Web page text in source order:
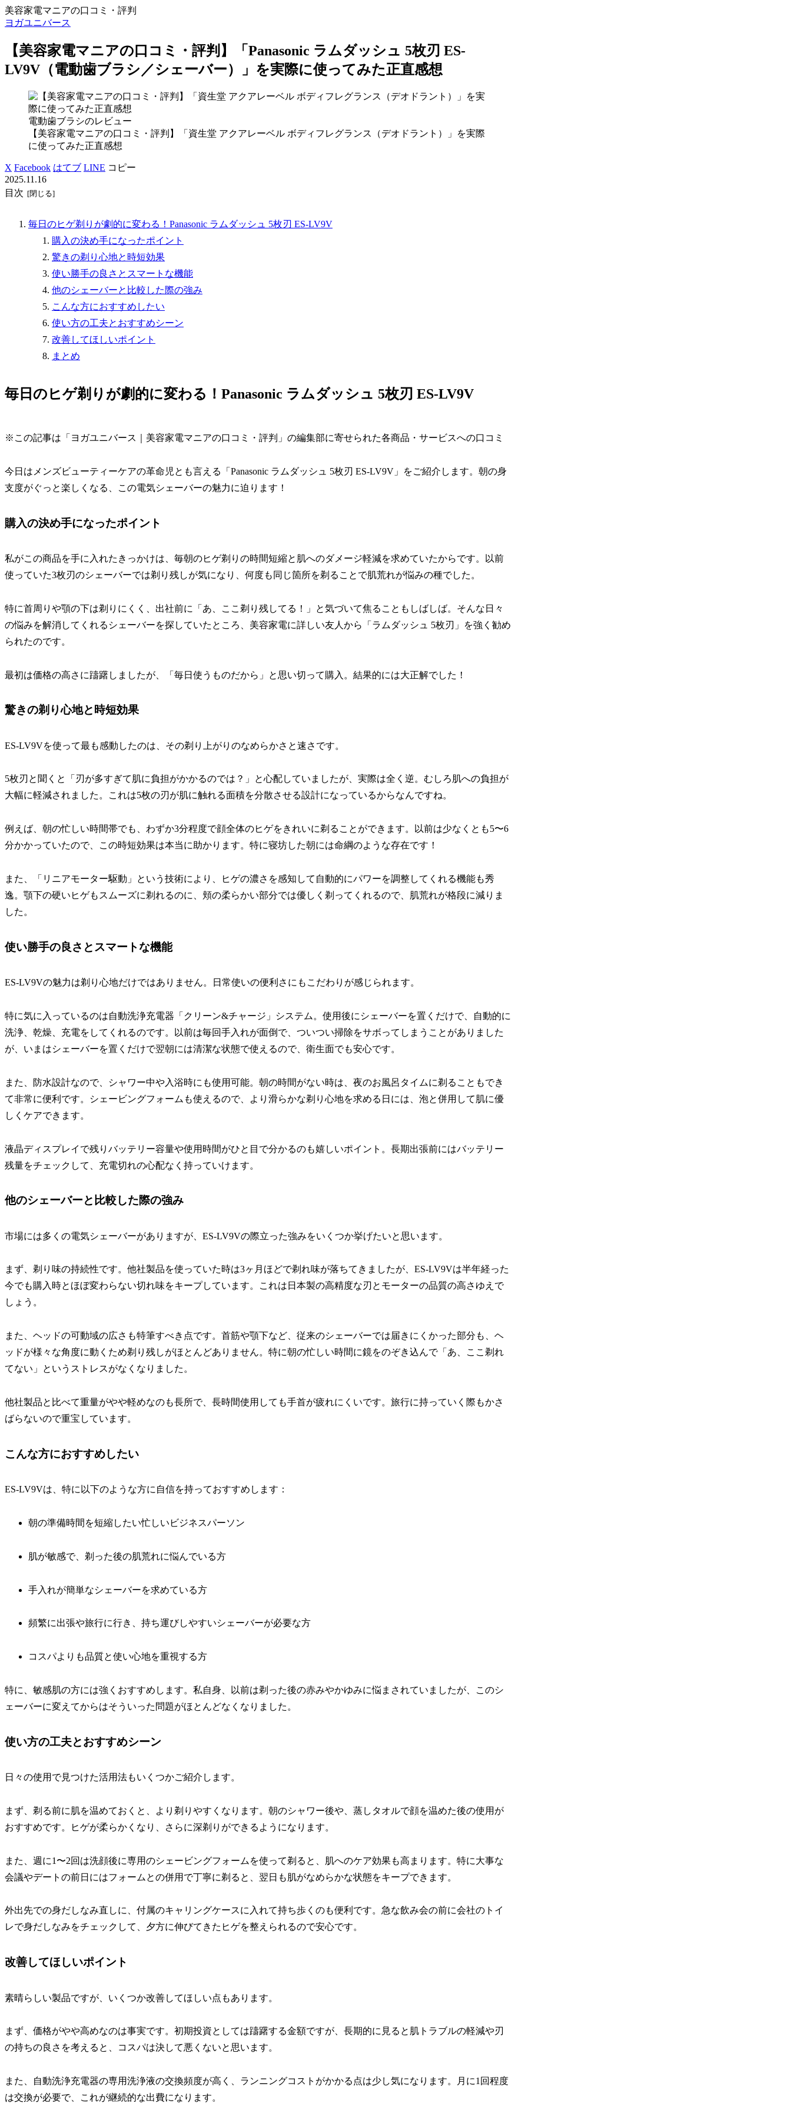
美容家電マニアの口コミ・評判
ヨガユニバース
【美容家電マニアの口コミ・評判】「Panasonic ラムダッシュ 5枚刃 ES-
LV9V（電動歯ブラシ／シェーバー）」を実際に使ってみた正直感想
電動歯ブラシのレビュー
【美容家電マニアの口コミ・評判】「資生堂 アクアレーベル ボディフレグランス（デオドラント）」を実際
に使ってみた正直感想
X Facebook はてブ LINE コピー
2025.11.16
目次
毎日のヒゲ剃りが劇的に変わる！Panasonic ラムダッシュ 5枚刃 ES-LV9V
購入の決め手になったポイント
驚きの剃り心地と時短効果
使い勝手の良さとスマートな機能
他のシェーバーと比較した際の強み
こんな方におすすめしたい
使い方の工夫とおすすめシーン
改善してほしいポイント
まとめ
毎日のヒゲ剃りが劇的に変わる！Panasonic ラムダッシュ 5枚刃 ES-LV9V
※この記事は「ヨガユニバース｜美容家電マニアの口コミ・評判」の編集部に寄せられた各商品・サービスへの口コミ
今日はメンズビューティーケアの革命児とも言える「Panasonic ラムダッシュ 5枚刃 ES-LV9V」をご紹介します。朝の身
支度がぐっと楽しくなる、この電気シェーバーの魅力に迫ります！
購入の決め手になったポイント
私がこの商品を手に入れたきっかけは、毎朝のヒゲ剃りの時間短縮と肌へのダメージ軽減を求めていたからです。以前
使っていた3枚刃のシェーバーでは剃り残しが気になり、何度も同じ箇所を剃ることで肌荒れが悩みの種でした。
特に首周りや顎の下は剃りにくく、出社前に「あ、ここ剃り残してる！」と気づいて焦ることもしばしば。そんな日々
の悩みを解消してくれるシェーバーを探していたところ、美容家電に詳しい友人から「ラムダッシュ 5枚刃」を強く勧め
られたのです。
最初は価格の高さに躊躇しましたが、「毎日使うものだから」と思い切って購入。結果的には大正解でした！
驚きの剃り心地と時短効果
ES-LV9Vを使って最も感動したのは、その剃り上がりのなめらかさと速さです。
5枚刃と聞くと「刃が多すぎて肌に負担がかかるのでは？」と心配していましたが、実際は全く逆。むしろ肌への負担が
大幅に軽減されました。これは5枚の刃が肌に触れる面積を分散させる設計になっているからなんですね。
例えば、朝の忙しい時間帯でも、わずか3分程度で顔全体のヒゲをきれいに剃ることができます。以前は少なくとも5〜6
分かかっていたので、この時短効果は本当に助かります。特に寝坊した朝には命綱のような存在です！
また、「リニアモーター駆動」という技術により、ヒゲの濃さを感知して自動的にパワーを調整してくれる機能も秀
逸。顎下の硬いヒゲもスムーズに剃れるのに、頬の柔らかい部分では優しく剃ってくれるので、肌荒れが格段に減りま
した。
使い勝手の良さとスマートな機能
ES-LV9Vの魅力は剃り心地だけではありません。日常使いの便利さにもこだわりが感じられます。
特に気に入っているのは自動洗浄充電器「クリーン&チャージ」システム。使用後にシェーバーを置くだけで、自動的に
洗浄、乾燥、充電をしてくれるのです。以前は毎回手入れが面倒で、ついつい掃除をサボってしまうことがありました
が、いまはシェーバーを置くだけで翌朝には清潔な状態で使えるので、衛生面でも安心です。
また、防水設計なので、シャワー中や入浴時にも使用可能。朝の時間がない時は、夜のお風呂タイムに剃ることもでき
て非常に便利です。シェービングフォームも使えるので、より滑らかな剃り心地を求める日には、泡と併用して肌に優
しくケアできます。
液晶ディスプレイで残りバッテリー容量や使用時間がひと目で分かるのも嬉しいポイント。長期出張前にはバッテリー
残量をチェックして、充電切れの心配なく持っていけます。
他のシェーバーと比較した際の強み
市場には多くの電気シェーバーがありますが、ES-LV9Vの際立った強みをいくつか挙げたいと思います。
まず、剃り味の持続性です。他社製品を使っていた時は3ヶ月ほどで剃れ味が落ちてきましたが、ES-LV9Vは半年経った
今でも購入時とほぼ変わらない切れ味をキープしています。これは日本製の高精度な刃とモーターの品質の高さゆえで
しょう。
また、ヘッドの可動域の広さも特筆すべき点です。首筋や顎下など、従来のシェーバーでは届きにくかった部分も、ヘ
ッドが様々な角度に動くため剃り残しがほとんどありません。特に朝の忙しい時間に鏡をのぞき込んで「あ、ここ剃れ
てない」というストレスがなくなりました。
他社製品と比べて重量がやや軽めなのも長所で、長時間使用しても手首が疲れにくいです。旅行に持っていく際もかさ
ばらないので重宝しています。
こんな方におすすめしたい
ES-LV9Vは、特に以下のような方に自信を持っておすすめします：
朝の準備時間を短縮したい忙しいビジネスパーソン
肌が敏感で、剃った後の肌荒れに悩んでいる方
手入れが簡単なシェーバーを求めている方
頻繁に出張や旅行に行き、持ち運びしやすいシェーバーが必要な方
コスパよりも品質と使い心地を重視する方
特に、敏感肌の方には強くおすすめします。私自身、以前は剃った後の赤みやかゆみに悩まされていましたが、このシ
ェーバーに変えてからはそういった問題がほとんどなくなりました。
使い方の工夫とおすすめシーン
日々の使用で見つけた活用法もいくつかご紹介します。
まず、剃る前に肌を温めておくと、より剃りやすくなります。朝のシャワー後や、蒸しタオルで顔を温めた後の使用が
おすすめです。ヒゲが柔らかくなり、さらに深剃りができるようになります。
また、週に1〜2回は洗顔後に専用のシェービングフォームを使って剃ると、肌へのケア効果も高まります。特に大事な
会議やデートの前日にはフォームとの併用で丁寧に剃ると、翌日も肌がなめらかな状態をキープできます。
外出先での身だしなみ直しに、付属のキャリングケースに入れて持ち歩くのも便利です。急な飲み会の前に会社のトイ
レで身だしなみをチェックして、夕方に伸びてきたヒゲを整えられるので安心です。
改善してほしいポイント
素晴らしい製品ですが、いくつか改善してほしい点もあります。
まず、価格がやや高めなのは事実です。初期投資としては躊躇する金額ですが、長期的に見ると肌トラブルの軽減や刃
の持ちの良さを考えると、コスパは決して悪くないと思います。
また、自動洗浄充電器の専用洗浄液の交換頻度が高く、ランニングコストがかかる点は少し気になります。月に1回程度
は交換が必要で、これが継続的な出費になります。